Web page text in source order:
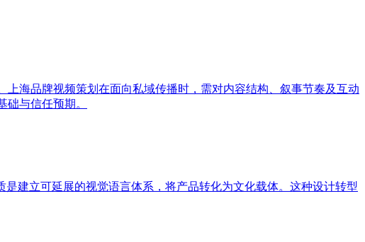
海品牌视频策划在面向私域传播时，需对内容结构、叙事节奏及互动
与信任预期。
建立可延展的视觉语言体系，将产品转化为文化载体。这种设计转型